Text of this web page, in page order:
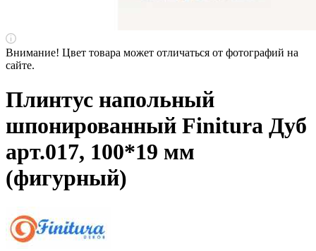
Внимание! Цвет товара может отличаться от фотографий на
сайте.
Плинтус напольный
шпонированный Finitura Дуб
арт.017, 100*19 мм
(фигурный)